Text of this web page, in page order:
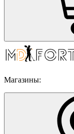
Магазины: